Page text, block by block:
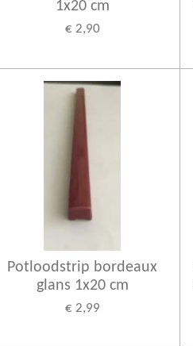
1x20 cm
€ 2,90
Potloodstrip bordeaux
glans 1x20 cm
€ 2,99